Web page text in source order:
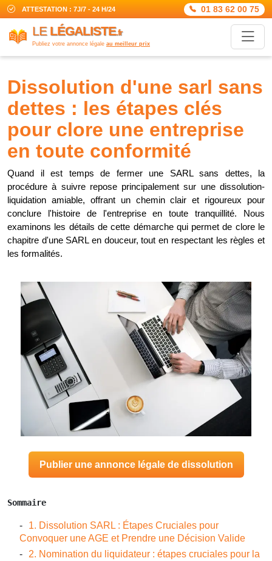
ATTESTATION : 7J/7 - 24 H/24 01 83 62 00 75
LE LÉGALISTE.fr
Publiez votre annonce légale au meilleur prix
dissolution d'une sarl sans
dettes : les étapes clés
pour clore une entreprise
en toute conformité
Quand il est temps de fermer une SARL sans dettes, la
procédure à suivre repose principalement sur une dissolution-
liquidation amiable, offrant un chemin clair et rigoureux pour
conclure l'histoire de l'entreprise en toute tranquillité. Nous
examinons les détails de cette démarche qui permet de clore le
chapitre d'une SARL en douceur, tout en respectant les règles et
les formalités.
Publier une annonce légale de dissolution
Sommaire
1. Dissolution SARL : Étapes Cruciales pour
Convoquer une AGE et Prendre une Décision Valide
2. Nomination du liquidateur : étapes cruciales pour la